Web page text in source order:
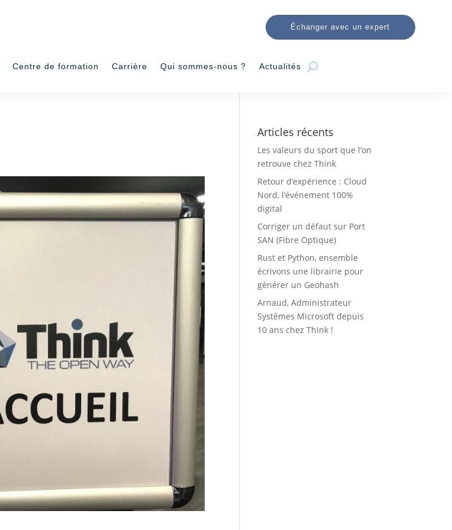
Échanger avec un expert
Centre de formation Carrière Qui sommes-nous ? Actualités
Articles récents
Les valeurs du sport que l’on
retrouve chez Think
Retour d’expérience : Cloud
Nord, l’événement 100%
digital
Corriger un défaut sur Port
SAN (Fibre Optique)
Rust et Python, ensemble
écrivons une librairie pour
générer un Geohash
Arnaud, Administrateur
Systèmes Microsoft depuis
10 ans chez Think !